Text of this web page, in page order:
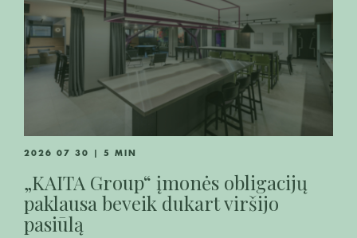
2026 07 30 | 5 MIN
„KAITA Group“ įmonės obligacijų
paklausa beveik dukart viršijo
pasiūlą